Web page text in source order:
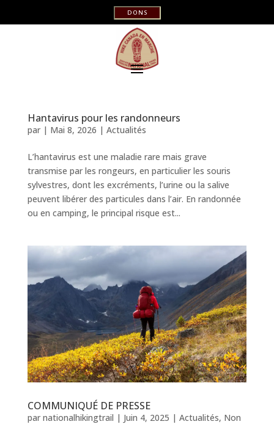
DONS
Hantavirus pour les randonneurs
par | Mai 8, 2026 | Actualités
L’hantavirus est une maladie rare mais grave
transmise par les rongeurs, en particulier les souris
sylvestres, dont les excréments, l’urine ou la salive
peuvent libérer des particules dans l’air. En randonnée
ou en camping, le principal risque est...
COMMUNIQUÉ DE PRESSE
par nationalhikingtrail | Juin 4, 2025 | Actualités, Non